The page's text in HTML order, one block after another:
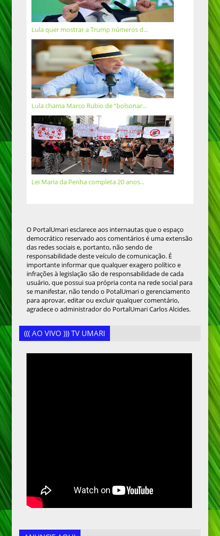
Lula quer mostrar a Trump números d...
Lula chama Marco Rubio de “bolsonar...
Lei Maria da Penha completa 20 anos...
O PortalUmari esclarece aos internautas que o espaço
democrático reservado aos comentários é uma extensão
das redes sociais e, portanto, não sendo de
responsabilidade deste veículo de comunicação. É
importante informar que qualquer exagero político e
infrações à legislação são de responsabilidade de cada
usuário, que possui sua própria conta na rede social para
se manifestar, não tendo o PotalUmari o gerenciamento
para aprovar, editar ou excluir qualquer comentário,
agradece o administrador do PortalUmari Carlos Alcides.
((( AO VIVO ))) TV UMARI